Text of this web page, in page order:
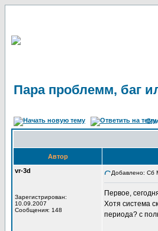
Пара проблемм, баг
Автор
vr-3d
Зарегистрирован:
10.09.2007
Сообщения: 148
Добавлено: Сб
Первое,
Хотя система
периода? с